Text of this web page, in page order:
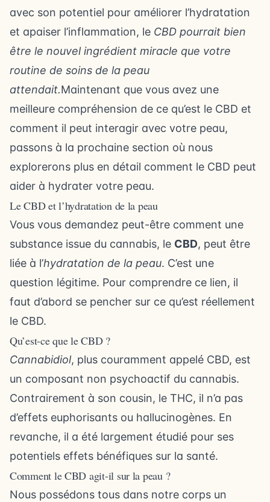
avec son potentiel pour améliorer l’hydratation
et apaiser l’inflammation, le CBD pourrait bien
être le nouvel ingrédient miracle que votre
routine de soins de la peau
attendait.Maintenant que vous avez une
meilleure compréhension de ce qu’est le CBD et
comment il peut interagir avec votre peau,
passons à la prochaine section où nous
explorerons plus en détail comment le CBD peut
aider à hydrater votre peau.
Le CBD et l’hydratation de la peau
Vous vous demandez peut-être comment une
substance issue du cannabis, le CBD, peut être
liée à l’hydratation de la peau. C’est une
question légitime. Pour comprendre ce lien, il
faut d’abord se pencher sur ce qu’est réellement
le CBD.
Qu’est-ce que le CBD ?
Cannabidiol, plus couramment appelé CBD, est
un composant non psychoactif du cannabis.
Contrairement à son cousin, le THC, il n’a pas
d’effets euphorisants ou hallucinogènes. En
revanche, il a été largement étudié pour ses
potentiels effets bénéfiques sur la santé.
Comment le CBD agit-il sur la peau ?
Nous possédons tous dans notre corps un